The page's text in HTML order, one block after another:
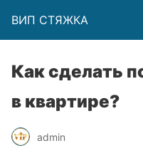
ВИП СТЯЖКА
Как сделать
в квартире?
admin